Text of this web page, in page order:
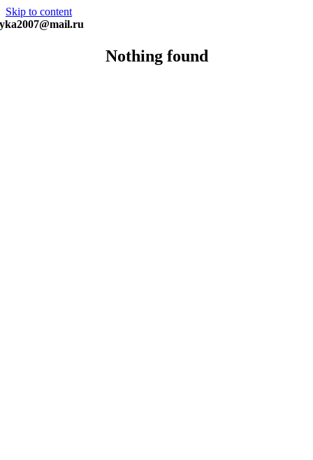
Skip to content
yka2007@mail.ru
Nothing found